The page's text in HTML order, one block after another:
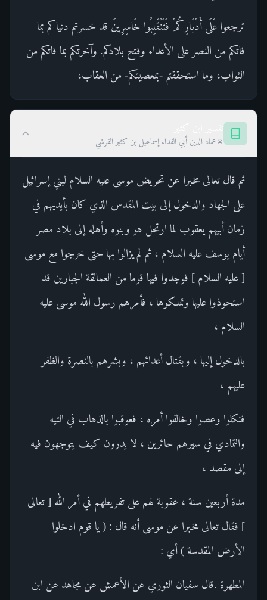
ترجعوا عَلَى أَدْبَارِكُمْ فَتَنْقَلِبُوا خَاسِرِينَ قد خسرتم دنياكم بما
فاتكم من النصر على الأعداء وفتح بلادكم. وآخرتكم بما فاتكم من
الثواب، وما استحققتم -بمعصيتكم- من العقاب،
عماد الدين أبي الفداء إسماعيل بن كثير القرشي
ثم قال تعالى مخبرا عن تحريض موسى عليه السلام لبني إسرائيل
على الجهاد والدخول إلى بيت المقدس الذي كان بأيديهم في
زمان أبيهم يعقوب لما ارتحل هو وبنوه وأهله إلى بلاد مصر
أيام يوسف عليه السلام ، ثم لم يزالوا بها حتى خرجوا مع موسى
[ عليه السلام ] فوجدوا فيها قوما من العمالقة الجبارين قد
استحوذوا عليها وتملكوها ، فأمرهم رسول الله موسى عليه
السلام ،
بالدخول إليها ، وبقتال أعدائهم ، وبشرهم بالنصرة والظفر
عليهم ،
فنكلوا وعصوا وخالفوا أمره ، فعوقبوا بالذهاب في التيه
والتمادي في سيرهم حائرين ، لا يدرون كيف يتوجهون فيه
إلى مقصد ،
مدة أربعين سنة ، عقوبة لهم على تفريطهم في أمر الله [ تعالى
] فقال تعالى مخبرا عن موسى أنه قال : ( يا قوم ادخلوا
الأرض المقدسة ) أي :
المطهرة .قال سفيان الثوري عن الأعمش عن مجاهد عن ابن